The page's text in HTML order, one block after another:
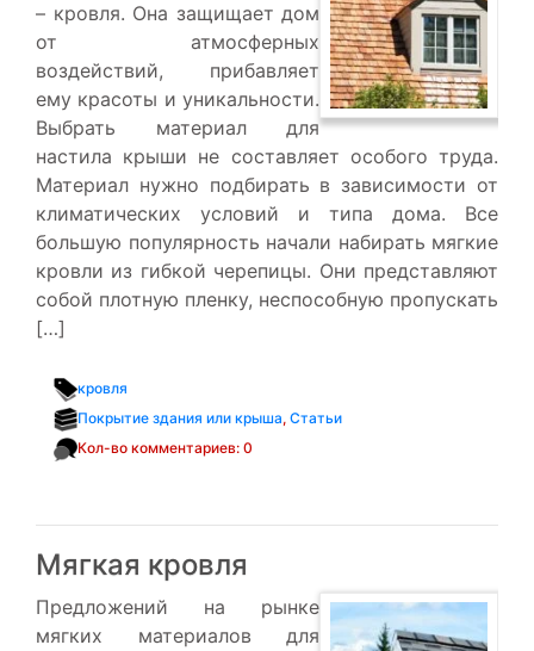
– кровля. Она защищает дом
от атмосферных
воздействий, прибавляет
ему красоты и уникальности.
Выбрать материал для
настила крыши не составляет особого труда.
Материал нужно подбирать в зависимости от
климатических условий и типа дома. Все
большую популярность начали набирать мягкие
кровли из гибкой черепицы. Они представляют
собой плотную пленку, неспособную пропускать
[…]
кровля
Покрытие здания или крыша, Статьи
Кол-во комментариев: 0
Мягкая кровля
Предложений на рынке
мягких материалов для